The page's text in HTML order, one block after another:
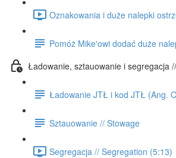
Oznakowania i duże nalepki
Pomóż Mike'owi dodać duże
Ładowanie, sztauowanie i segregacja
Ładowanie JTŁ i kod JTŁ (Ang.
Sztauowanie // Stowage
Segregacja // Segregation (5:13)